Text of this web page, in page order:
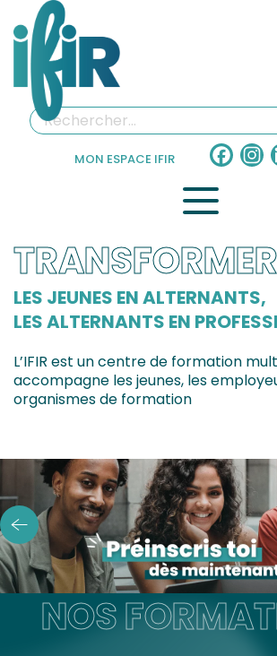
MON ESPACE IFIR
TRANSFORMER
LES JEUNES EN ALTERNANTS,
LES ALTERNANTS EN
L’IFIR est un centre de formation
accompagne les jeunes, les
organismes de formation
NOS
Panneau de gestion des cookies